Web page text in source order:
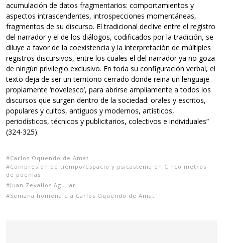
acumulación de datos fragmentarios: comportamientos y
aspectos intrascendentes, introspecciones momentáneas,
fragmentos de su discurso. El tradicional declive entre el registro
del narrador y el de los diálogos, codificados por la tradición, se
diluye a favor de la coexistencia y la interpretación de múltiples
registros discursivos, entre los cuales el del narrador ya no goza
de ningún privilegio exclusivo. En toda su configuración verbal, el
texto deja de ser un territorio cerrado donde reina un lenguaje
propiamente ‘novelesco’, para abrirse ampliamente a todos los
discursos que surgen dentro de la sociedad: orales y escritos,
populares y cultos, antiguos y modernos, artísticos,
periodísticos, técnicos y publicitarios, colectivos e individuales”
(324-325).
Carlos Oquendo de Amat
Compresión de tiempo/espacio y psicastenia en Cinco metros
de poemas
Juan Zevallos Aguilar
Semana homenaje a Carlos Oquendo de Amat